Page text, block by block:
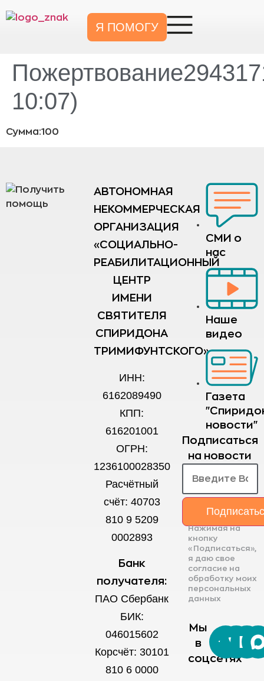
Я ПОМОГУ
10:07)
Сумма:100
АВТОНОМНАЯ
НЕКОММЕРЧЕСКАЯ
ОРГАНИЗАЦИЯ
«СОЦИАЛЬНО-
РЕАБИЛИТАЦИОННЫЙ
ЦЕНТР
ИМЕНИ
СВЯТИТЕЛЯ
СПИРИДОНА
ТРИМИФУНТСКОГО»
ИНН:
6162089490
КПП:
616201001
ОГРН:
1236100028350
Расчётный
счёт: 40703
810 9 5209
0002893
Банк
получателя:
ПАО Сбербанк
БИК:
046015602
Корсчёт: 30101
810 6 0000
СМИ о
нас
Наше
видео
Газета
новости"
Подписаться
на новости
Нажимая на
кнопку
«Подписаться»,
я даю свое
согласие на
обработку моих
персональных
данных
Мы
в
соцсетях